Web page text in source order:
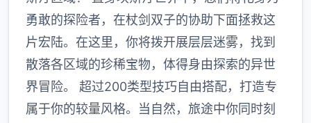
勇敢的探险者，在杖剑双子的协助下面拯救这
片宏陆。在这里，你将拨开展层层迷雾，找到
散落各区域的珍稀宝物，体得身由探索的异世
界冒险。 超过200类型技巧自由搭配，打造专
属于你的较量风格。当自然，旅途中你同时刻